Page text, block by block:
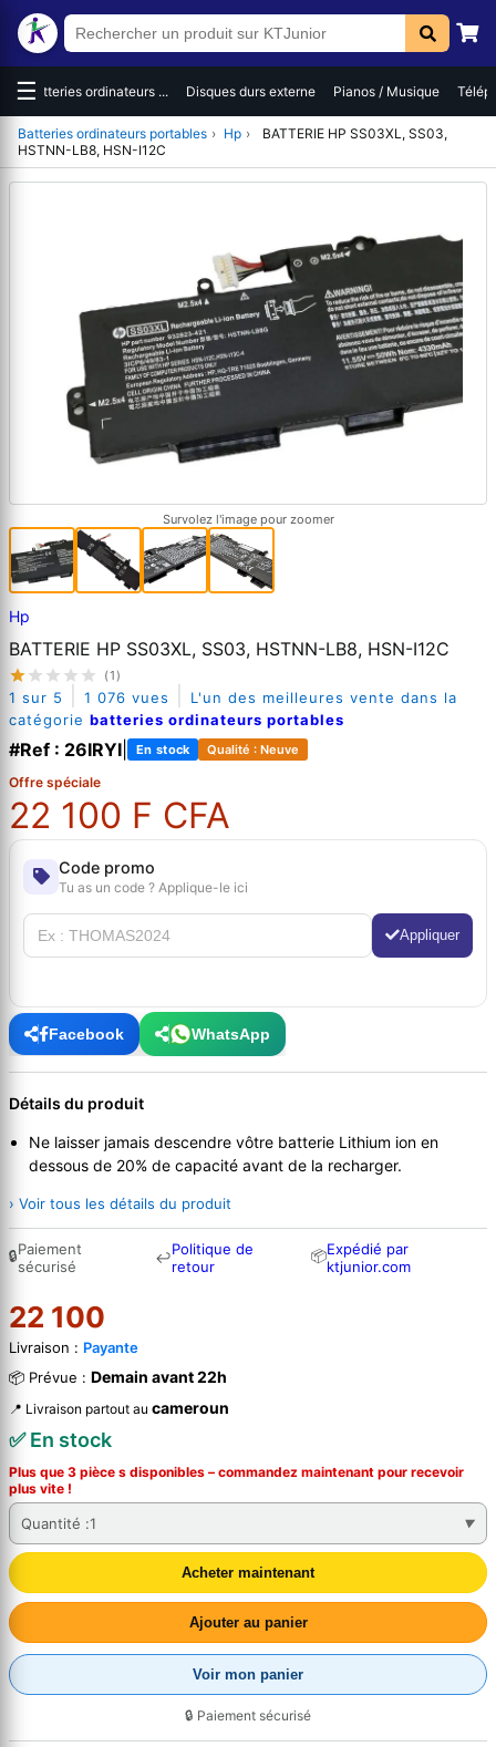
☰Batteries ordinateurs ... Disques durs externe Pianos / Musique
Batteries ordinateurs portables › Hp ›
BATTERIE HP SS03XL, SS03,
HSTNN-LB8, HSN-I12C
Survolez l'image pour zoomer
Hp
BATTERIE HP SS03XL, SS03, HSTNN-LB8, HSN-I12C
(1)
1 sur 5 1 076 vues
L'un des meilleures vente dans la
catégorie batteries ordinateurs portables
#Ref : 26IRYI En stock Qualité : Neuve
Offre spéciale
22 100 F CFA
Code promo
Tu as un code ? Applique-le ici
Appliquer
Facebook WhatsApp
Détails du produit
Ne laisser jamais descendre vôtre batterie Lithium ion en
dessous de 20% de capacité avant de la recharger.
› Voir tous les détails du produit
🔒Paiement
sécurisé
↩Politique de
retour
📦Expédié par
ktjunior.com
22 100
Livraison : Payante
📦 Prévue : Demain avant 22h
📍 Livraison partout au cameroun
✅ En stock
Plus que 3 pièce s disponibles – commandez maintenant pour recevoir
plus vite !
Quantité :1
Acheter maintenant
Ajouter au panier
Voir mon panier
🔒 Paiement sécurisé